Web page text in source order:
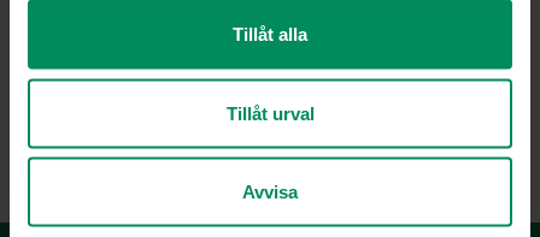
Tillåt alla
Tillåt urval
Avvisa
Xmatte och Xhusse då. Xhusse och Lelle skall väl prata om
Nu måste jag sova för jag är jättetrött efter den här dagen,